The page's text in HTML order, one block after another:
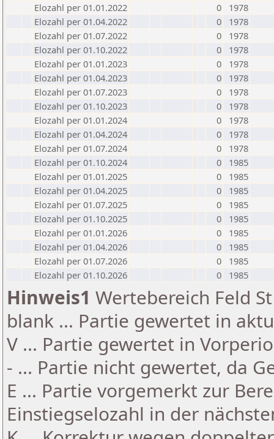
Elozahl per 01.01.2022
0
1978
Elozahl per 01.04.2022
0
1978
Elozahl per 01.07.2022
0
1978
Elozahl per 01.10.2022
0
1978
Elozahl per 01.01.2023
0
1978
Elozahl per 01.04.2023
0
1978
Elozahl per 01.07.2023
0
1978
Elozahl per 01.10.2023
0
1978
Elozahl per 01.01.2024
0
1978
Elozahl per 01.04.2024
0
1978
Elozahl per 01.07.2024
0
1978
Elozahl per 01.10.2024
0
1985
Elozahl per 01.01.2025
0
1985
Elozahl per 01.04.2025
0
1985
Elozahl per 01.07.2025
0
1985
Elozahl per 01.10.2025
0
1985
Elozahl per 01.01.2026
0
1985
Elozahl per 01.04.2026
0
1985
Elozahl per 01.07.2026
0
1985
Elozahl per 01.10.2026
0 1985
Hinweis1 Wertebereich Feld
blank ... Partie gewertet in
V ... Partie gewertet in
- ... Partie nicht gewertet, da
E ... Partie vorgemerkt zur
Einstiegselozahl in der